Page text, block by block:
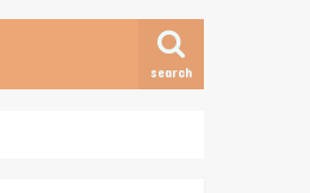
search